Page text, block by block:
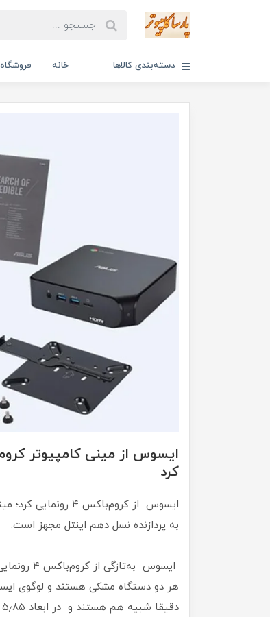
دسته‌بندی کالاها خانه فروشگاه
کرد
ایسوس از
به پردازنده نسل دهم اینتل مجهز است.
هر دو دستگاه مشکی هستند و لوگوی